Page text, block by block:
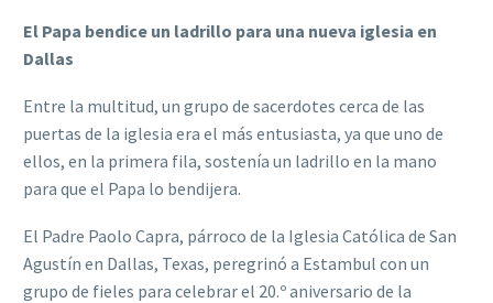
El Papa bendice un ladrillo para una nueva iglesia en
Dallas
Entre la multitud, un grupo de sacerdotes cerca de las
puertas de la iglesia era el más entusiasta, ya que uno de
ellos, en la primera fila, sostenía un ladrillo en la mano
para que el Papa lo bendijera.
El Padre Paolo Capra, párroco de la Iglesia Católica de San
Agustín en Dallas, Texas, peregrinó a Estambul con un
grupo de fieles para celebrar el 20.º aniversario de la